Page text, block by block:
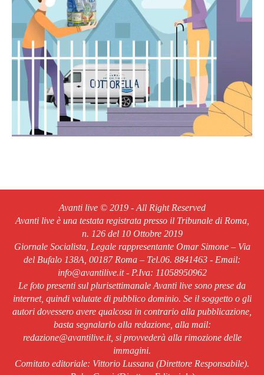
Avanti live © 2019 - All Right Reserved
Avanti live è una testata registrata presso il Tribunale di Roma,
n. 126 del 10 Ottobre 2019
Giornale Socialista, Legale rappresentante Omar Simone – Via
del Bufalo 138A, 00187 Roma – Tel.06. 8841463 - Email:
info@avantilive.it - P.Iva: 11058950962
Le foto presenti sul plurisettimanale Avanti live sono prese da
internet, quindi valutate di pubblico dominio. Se il soggetto o gli
autori dovessero avere qualcosa in contrario alla pubblicazione,
basta segnalarlo alla redazione, alla mail:
redazione@avantilive.it, si provvederà alla rimozione delle
immagini.
Comitato editoriale: Vittorio Lussana (Direttore Responsabile).